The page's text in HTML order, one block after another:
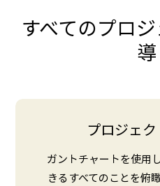
すべてのプロ
導
プロジェ
ガントチャートを使用
きるすべてのことを俯